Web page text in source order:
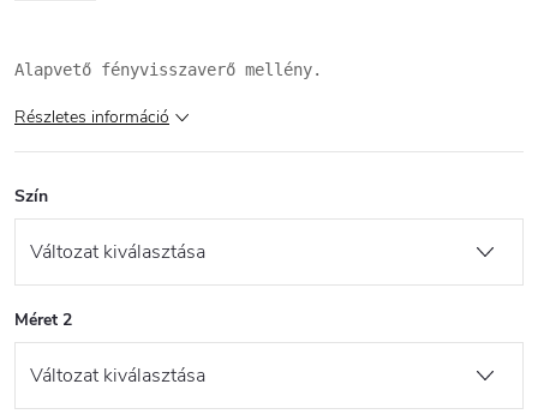
Alapvető fényvisszaverő mellény.
Részletes információ
Szín
Méret 2